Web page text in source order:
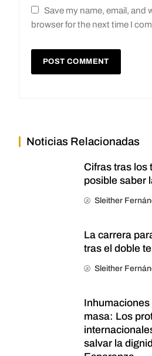
Save my name, email, and
browser for the next time I
Noticias Relacionadas
Cifras tras los
posible saber
Sleither
La carrera
tras el doble
Sleither
masa: Los
salvar la